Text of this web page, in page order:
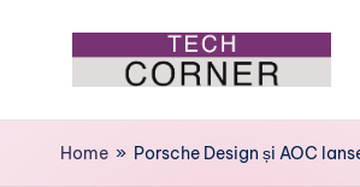
T
e
de
Home » Porsche Design și AOC